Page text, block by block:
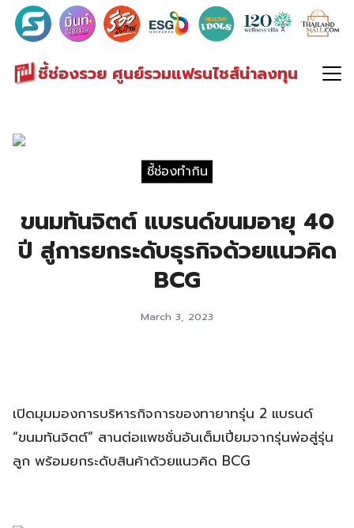
ชี้ช่องรวย ศูนย์รวมแฟรนไชส์น่าลงทุน
Search
for:
ชี้ช่องทำกิน
ขนมทันจิตต์ แบรนด์ขนมอายุ 40
ปี สู่การยกระดับธุรกิจด้วยแนวคิด
BCG
March 3, 2023
เปิดมุมมองการบริหารกิจการของทายาทรุ่น 2 แบรนด์
“ขนมทันจิตต์” สานต่อแพชชั่นอันเต็มเปี่ยมจากรุ่นพ่อสู่รุ่น
ลูก พร้อมยกระดับสินค้าด้วยแนวคิด BCG